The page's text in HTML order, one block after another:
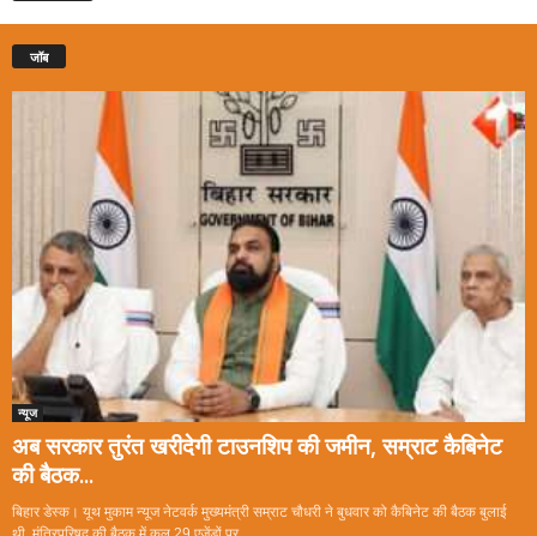
जॉब
न्यूज
अब सरकार तुरंत खरीदेगी टाउनशिप की जमीन, सम्राट कैबिनेट
की बैठक...
बिहार डेस्क। यूथ मुकाम न्यूज नेटवर्क मुख्यमंत्री सम्राट चौधरी ने बुधवार को कैबिनेट की बैठक बुलाई